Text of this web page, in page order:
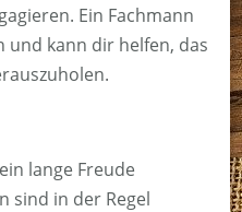
Ein Fachmann
und kann dir helfen, das
lange Freude
sind in der Regel